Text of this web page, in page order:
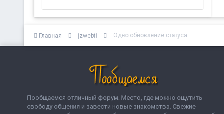
Главная jzwebti Одно обновление статуса
Пообщаемся отличный форум. Место, где можно ощутить
свободу общения и завести новые знакомства. Свежие